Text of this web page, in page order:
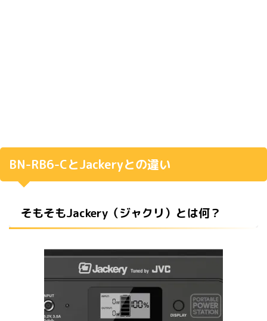
BN-RB6-CとJackeryとの違い
そもそもJackery（ジャクリ）とは何？